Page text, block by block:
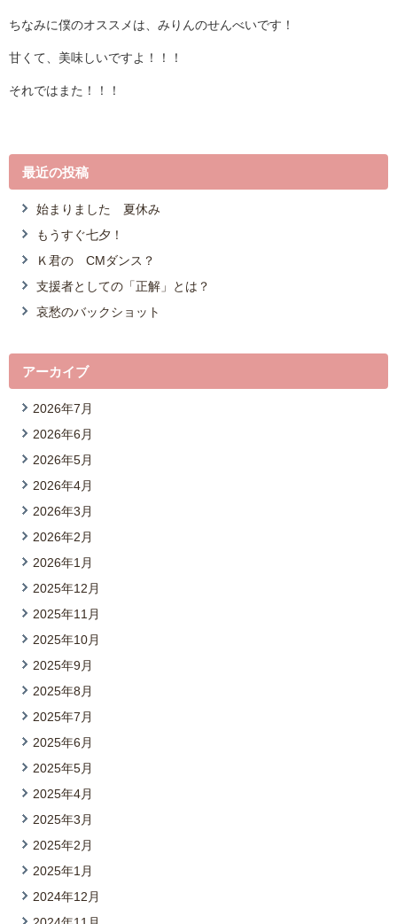
ちなみに僕のオススメは、みりんのせんべいです！
甘くて、美味しいですよ！！！
それではまた！！！
最近の投稿
始まりました 夏休み
もうすぐ七夕！
Ｋ君の CMダンス？
支援者としての「正解」とは？
哀愁のバックショット
アーカイブ
2026年7月
2026年6月
2026年5月
2026年4月
2026年3月
2026年2月
2026年1月
2025年12月
2025年11月
2025年10月
2025年9月
2025年8月
2025年7月
2025年6月
2025年5月
2025年4月
2025年3月
2025年2月
2025年1月
2024年12月